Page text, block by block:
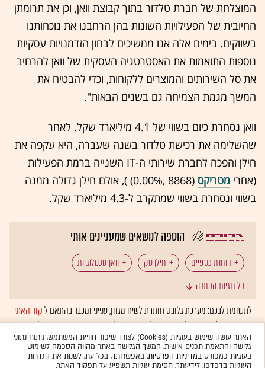
המוצלחת של חברת טלדור בתוך קבוצת וואן, וכן את תרומתן
החיובית של הפעילויות השונות בהן הרחבנו את נוכחותנו
בשווקים. בימים אלה אנו ממשיכים לבחון הזדמנויות עסקיות
נוספות התואמות את האסטרטגיה העסקית של וואן להרחיב
את סל השירותים והמוצרים ללקוחות, וכדי להבטיח את
המשך מגמת הצמיחה גם בשנים הבאות".
וואן נסחרת כיום בשווי של 4.1 מיליארד שקל. לאחר
שהשלימה את רכישת טלדור בשנה שעברה, היא עקפה את
חילן והפכה לחברת שירותי ה-IT השנייה ברמת הפעילות
(אחרי מטריקס (8868 ,‎
0.00%‏) ), אולם חילן גדולה ממנה
בשווי ונסחרת בשווי שמתקרב ל-4.3 מיליארד שקל.
הוספה לנושאים שמעניינים אותי
דוחות כספיים חילן טק וואן טכנולוגיות
כל תגיות הכתבה
לתשומת לבכם: מערכת גלובס חותרת לשיח מגוון, ענייני ומכבד בהתאם לקוד האתי
המופיעבדו"ח האמוןלפיו אנו פועלים. ביטויי אלימות, גזענות, הסתה או כל שיח
בלתי הולם אחר מסוננים בצורהאוטומטיתולא יפורסמו באתר.
האתר עושה שימוש בעוגיות (Cookies) לצורך שיפור חוויית המשתמש, ניתוח נתוני
גלישה והתאמת תכנים אישית. המשך הגלישה באתר מהווה הסכמה לשימוש
בעוגיות כמפורטבמדיניות הפרטיות. באפשרותך, בכל עת, לשנות את הגדרות
העוגיות בדפדפן. לידיעתך, חסימת עוגיות תשפיע על תפקוד האתר.